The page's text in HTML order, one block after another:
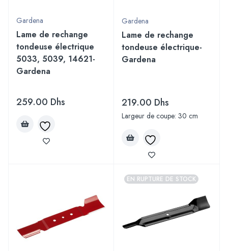
Gardena
Lame de rechange
tondeuse électrique
5033, 5039, 14621-
Gardena
259.00 Dhs
Gardena
Lame de rechange
tondeuse électrique-
Gardena
219.00 Dhs
Largeur de coupe: 30 cm
EN RUPTURE DE STOCK